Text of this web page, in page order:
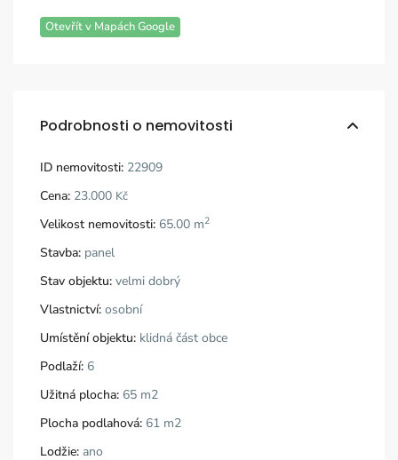
Otevřít v Mapách Google
Podrobnosti o nemovitosti
ID nemovitosti: 22909
Cena: 23.000 Kč
Velikost nemovitosti: 65.00 m2
Stavba: panel
Stav objektu: velmi dobrý
Vlastnictví: osobní
Umístění objektu: klidná část obce
Podlaží: 6
Užitná plocha: 65 m2
Plocha podlahová: 61 m2
Lodžie: ano